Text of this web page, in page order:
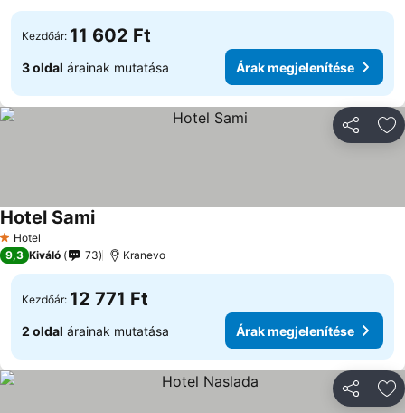
Kezdőár: 11 602 Ft
3 oldal árainak mutatása Árak megjelenítése
1 Kategória
Hotel
Hotel Sami
9,3 Kiváló 73 Kranevo
Kezdőár: 12 771 Ft
2 oldal árainak mutatása Árak megjelenítése